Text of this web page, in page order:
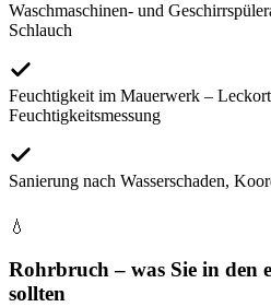
Waschmaschinen- und
Schlauch
Feuchtigkeit im Mauerwerk –
Feuchtigkeitsmessung
Sanierung nach Wasserschaden,
💧
Rohrbruch – was Sie in den
sollten